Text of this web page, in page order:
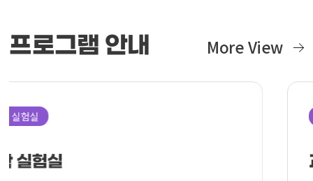
프로그램 안내 More View